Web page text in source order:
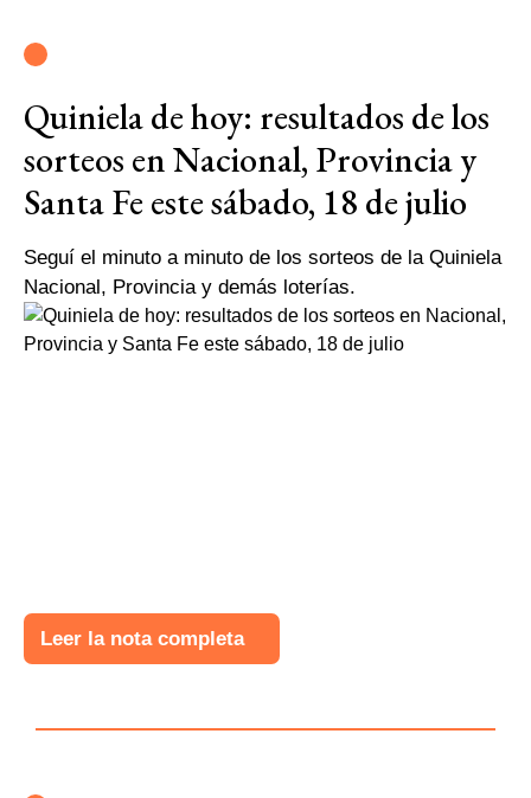
Quiniela de hoy: resultados de los
sorteos en Nacional, Provincia y
Santa Fe este sábado, 18 de julio
Seguí el minuto a minuto de los sorteos de la Quiniela
Nacional, Provincia y demás loterías.
Leer la nota completa